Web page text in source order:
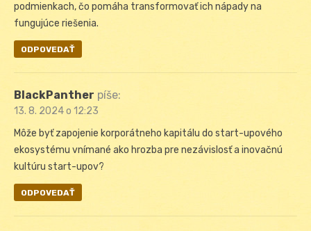
podmienkach, čo pomáha transformovať ich nápady na
fungujúce riešenia.
ODPOVEDAŤ
BlackPanther píše:
13. 8. 2024 o 12:23
Môže byť zapojenie korporátneho kapitálu do start-upového
ekosystému vnímané ako hrozba pre nezávislosť a inovačnú
kultúru start-upov?
ODPOVEDAŤ